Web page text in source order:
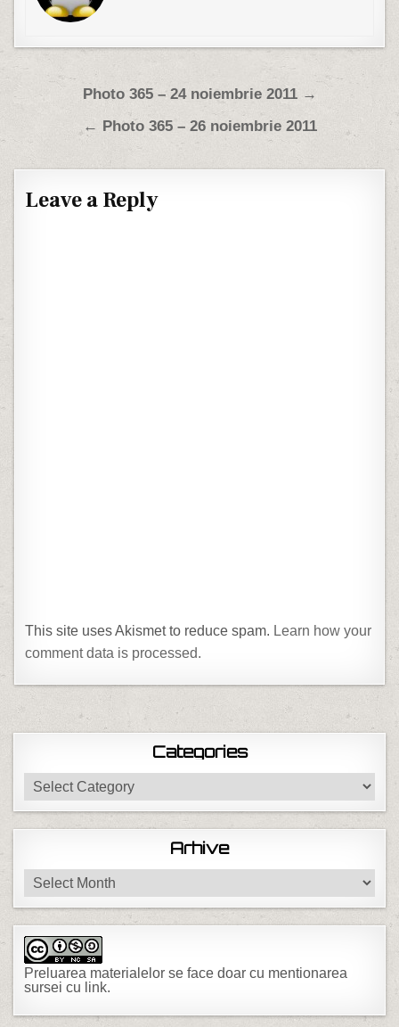
Post navigation
Photo 365 – 24 noiembrie 2011 →
← Photo 365 – 26 noiembrie 2011
Leave a Reply
This site uses Akismet to reduce spam. Learn how your
comment data is processed.
Categories
Categories
Arhive
Arhive
Preluarea materialelor se face doar cu mentionarea
sursei cu link.